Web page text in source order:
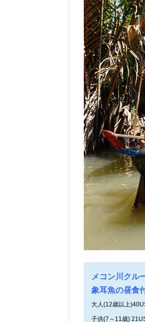
メコン川クル
象耳魚の昼食
大人(12歳以上
子供(7～11歳)